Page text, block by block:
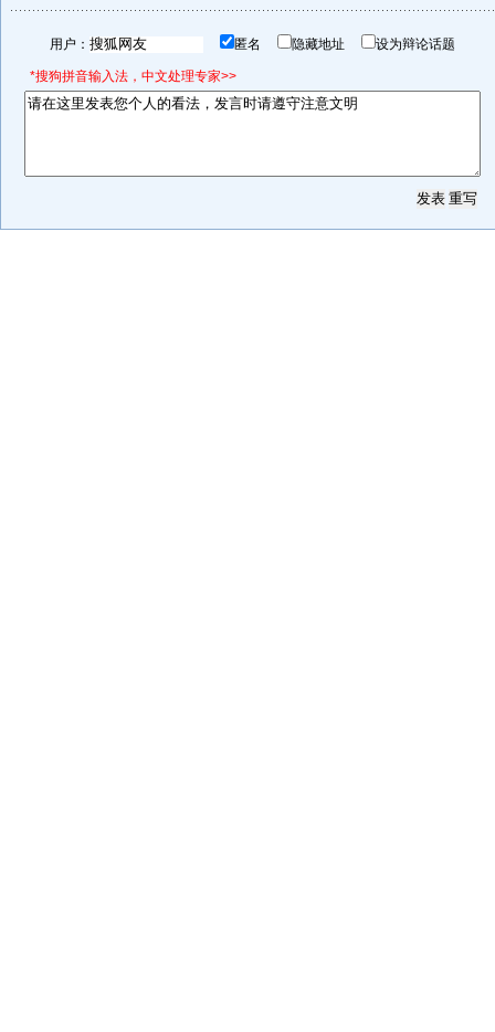
用户： 匿名 隐藏地址 设为辩论话题
*搜狗拼音输入法，中文处理专家>>